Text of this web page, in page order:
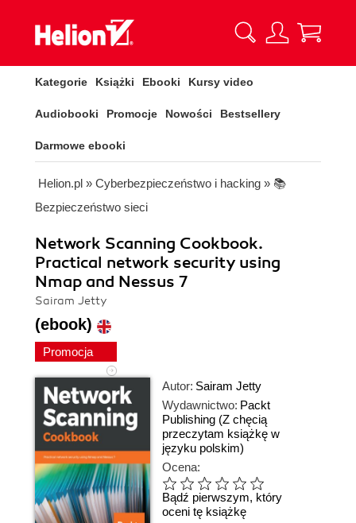
Kategorie Książki Ebooki Kursy video
Audiobooki Promocje Nowości Bestsellery
Darmowe ebooki
Helion.pl » Cyberbezpieczeństwo i hacking » 📚
Bezpieczeństwo sieci
Network Scanning Cookbook.
Practical network security using
Nmap and Nessus 7
Sairam Jetty
(ebook)
Promocja
Autor: Sairam Jetty
Wydawnictwo: Packt
Publishing (Z chęcią
przeczytam książkę w
języku polskim)
Ocena:
Bądź pierwszym, który
oceni tę książkę